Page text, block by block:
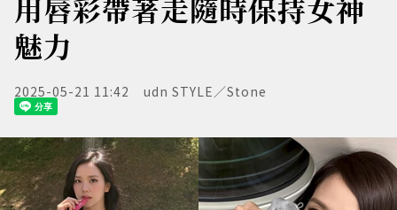
用唇彩帶著走隨時保持女神
魅力
2025-05-21 11:42 udn STYLE／Stone